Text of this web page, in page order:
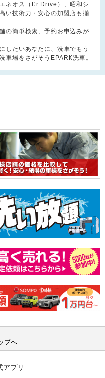
ネオス（Dr.Drive）、昭和シ
い技術力・安心の加盟店も揃
の簡単検索、予約お申込みが
したいあなたに、洗車でもう
車場をさがそうEPARK洗車。
プへ